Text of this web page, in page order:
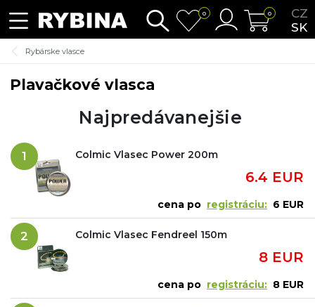
CZ
SK
0 0
Rybárske vlasce
Plavačkové vlasca
Najpredávanejšie
1 Colmic Vlasec Power 200m
6.4 EUR
cena po registráciu: 6 EUR
2 Colmic Vlasec Fendreel 150m
8 EUR
cena po registráciu: 8 EUR